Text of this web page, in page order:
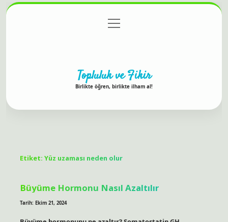
Gizlilik Politikası
menüyü
aç
Topluluk ve Fikir
Birlikte öğren, birlikte ilham al!
Etiket: Yüz uzaması neden olur
Büyüme Hormonu Nasıl Azaltılır
Tarih: Ekim 21, 2024